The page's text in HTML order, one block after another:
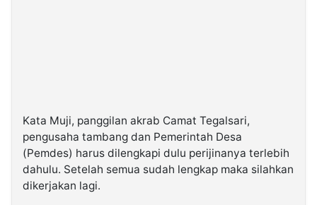
Kata Muji, panggilan akrab Camat Tegalsari,
pengusaha tambang dan Pemerintah Desa
(Pemdes) harus dilengkapi dulu perijinanya terlebih
dahulu. Setelah semua sudah lengkap maka silahkan
dikerjakan lagi.